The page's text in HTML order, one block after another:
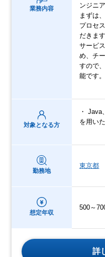
業務内容
ンジニ
まずは
プロセ
だきます
サービ
め、チ
すので
能です。
対象となる方
・
を用い
勤務地
東京都
想定年収
500～
詳